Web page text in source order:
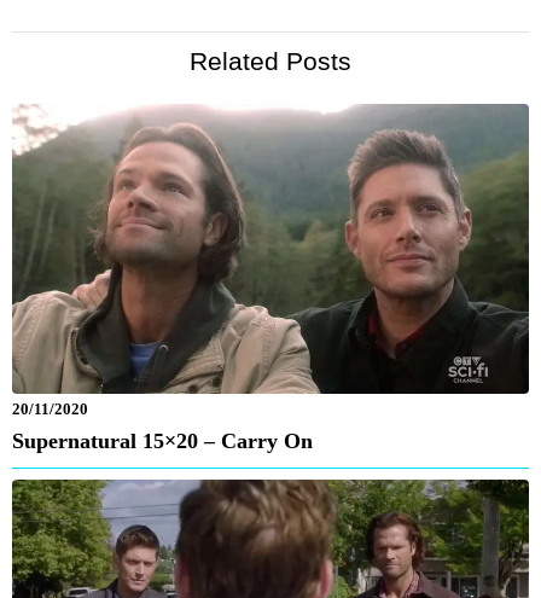
Related Posts
20/11/2020
Supernatural 15×20 – Carry On